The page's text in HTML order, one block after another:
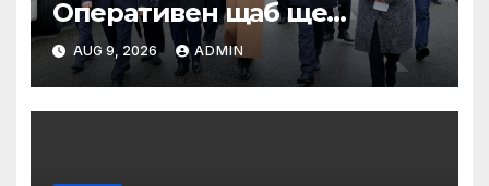
Оперативен щаб ще
реорганизира структурите
по границата, за да сме
готови за Шенген
AUG 9, 2026 ADMIN